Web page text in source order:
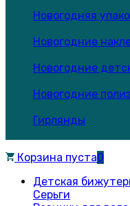
Новогодняя
Новогодние
Новогодние
Новогодние
Гирлянды
Корзина пуста0
Детская
Серьги